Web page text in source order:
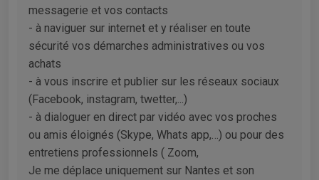
messagerie et vos contacts
- à naviguer sur internet et y réaliser en toute
sécurité vos démarches administratives ou vos
achats
- à vous inscrire et publier sur les réseaux sociaux
(Facebook, instagram, twetter,...)
- à dialoguer en direct par vidéo avec vos proches
ou amis éloignés (Skype, Whats app,…) ou pour des
entretiens professionnels ( Zoom,
Je me déplace uniquement sur Nantes et son